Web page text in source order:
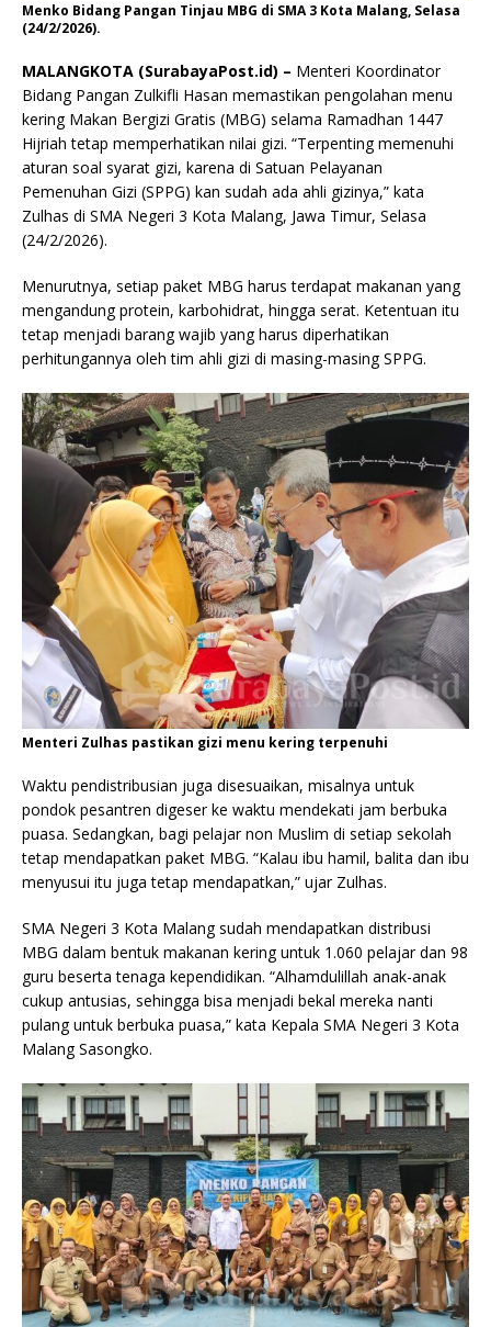
Menko Bidang Pangan Tinjau MBG di SMA 3 Kota Malang, Selasa
(24/2/2026).
MALANGKOTA (SurabayaPost.id) – Menteri Koordinator
Bidang Pangan Zulkifli Hasan memastikan pengolahan menu
kering Makan Bergizi Gratis (MBG) selama Ramadhan 1447
Hijriah tetap memperhatikan nilai gizi. “Terpenting memenuhi
aturan soal syarat gizi, karena di Satuan Pelayanan
Pemenuhan Gizi (SPPG) kan sudah ada ahli gizinya,” kata
Zulhas di SMA Negeri 3 Kota Malang, Jawa Timur, Selasa
(24/2/2026).
Menurutnya, setiap paket MBG harus terdapat makanan yang
mengandung protein, karbohidrat, hingga serat. Ketentuan itu
tetap menjadi barang wajib yang harus diperhatikan
perhitungannya oleh tim ahli gizi di masing-masing SPPG.
Menteri Zulhas pastikan gizi menu kering terpenuhi
Waktu pendistribusian juga disesuaikan, misalnya untuk
pondok pesantren digeser ke waktu mendekati jam berbuka
puasa. Sedangkan, bagi pelajar non Muslim di setiap sekolah
tetap mendapatkan paket MBG. “Kalau ibu hamil, balita dan ibu
menyusui itu juga tetap mendapatkan,” ujar Zulhas.
SMA Negeri 3 Kota Malang sudah mendapatkan distribusi
MBG dalam bentuk makanan kering untuk 1.060 pelajar dan 98
guru beserta tenaga kependidikan. “Alhamdulillah anak-anak
cukup antusias, sehingga bisa menjadi bekal mereka nanti
pulang untuk berbuka puasa,” kata Kepala SMA Negeri 3 Kota
Malang Sasongko.